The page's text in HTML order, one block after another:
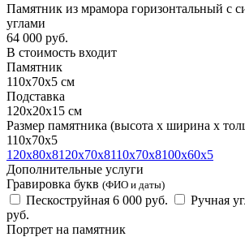
Памятник из мрамора горизонтальный с
углами
64 000 руб.
В стоимость входит
Памятник
110х70х5 см
Подставка
120х20х15 см
Размер памятника (высота х ширина х
110х70х5
120х80х8120х70х8110х70х8100х60х5
Дополнительные услуги
Гравировка букв (ФИО и даты)
Пескоструйная 6 000 руб. Ручная
руб.
Портрет на памятник